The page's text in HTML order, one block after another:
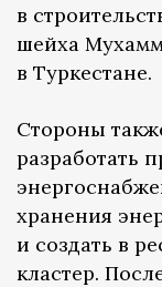
в
шейха
в Туркестане.
Стороны
разработать
хранения
и создать в
кластер.